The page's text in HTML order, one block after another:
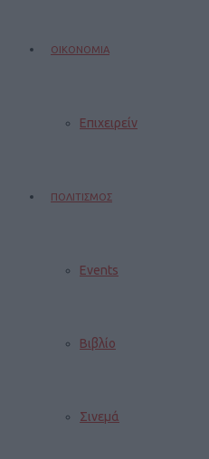
ΟΙΚΟΝΟΜΙΑ
Επιχειρείν
ΠΟΛΙΤΙΣΜΟΣ
Events
Βιβλίο
Σινεμά